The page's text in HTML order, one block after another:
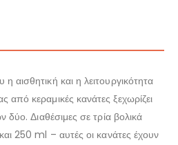
αισθητική και η λειτουργικότητα
κεραμικές κανάτες ξεχωρίζει
δύο. Διαθέσιμες σε τρία βολικά
250 ml – αυτές οι κανάτες έχουν